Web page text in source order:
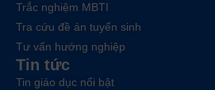
Trắc nghiệm MBTI
Tra cứu đề án tuyển sinh
Tư vấn hướng nghiệp
Tin tức
Tin giáo dục nổi bật